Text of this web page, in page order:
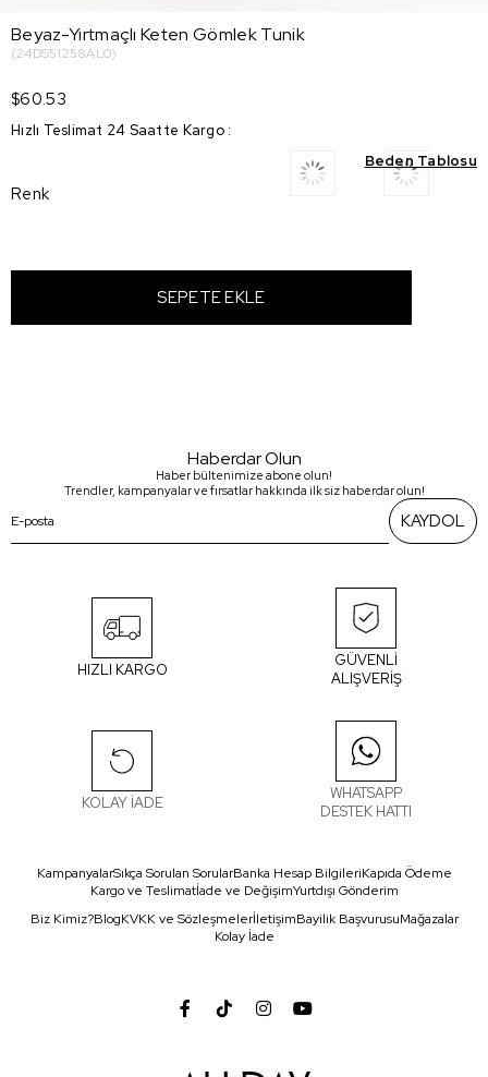
Beyaz-Yırtmaçlı Keten Gömlek Tunik
(24DS51258AL0)
$60.53
Hızlı Teslimat 24 Saatte Kargo :
Beden Tablosu
Renk
Haberdar Olun
Haber bültenimize abone olun!
Trendler, kampanyalar ve fırsatlar hakkında ilk siz haberdar olun!
KAYDOL
HIZLI KARGO
GÜVENLİ
ALIŞVERİŞ
KOLAY İADE
WHATSAPP
DESTEK HATTI
KampanyalarSıkça Sorulan SorularBanka Hesap BilgileriKapıda Ödeme
Kargo ve Teslimatİade ve DeğişimYurtdışı Gönderim
Biz Kimiz?BlogKVKK ve SözleşmelerİletişimBayilik BaşvurusuMağazalar
Kolay İade